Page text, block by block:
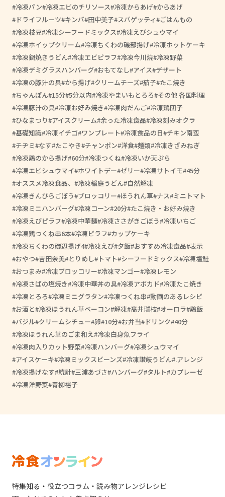
冷凍パン 冷凍エビのチリソース 冷凍からあげ からあげ
ドライフルーツ キンパ 田中美子 スパゲッティ
ごはんもの
冷凍枝豆 冷凍シーフードミックス 冷凍えびシュウマイ
冷凍ホイップクリーム 冷凍ちくわの磯部揚げ 冷凍ホットケーキ
冷凍鍋焼きうどん 冷凍エビピラフ 冷凍今川焼 冷凍野菜
冷凍デミグラスハンバーグ おもてなし アイス デザート
冷凍の豚汁の具 から揚げ クリームチーズ 茄子 たこ焼き
ちゃんぽん 15分 5分以内 冷凍やまいもとろろ その他 各国料理
冷凍豚汁の具 冷凍お好み焼き 冷凍肉だんご 冷凍鶏団子
ひなまつり アイスクリーム 余った冷凍食品 冷凍刻みオクラ
基礎知識 冷凍イチゴ ワンプレート 冷凍食品の日 チキン南蛮
チヂミ なす たこやき チャンポン 洋食 麺類 冷凍きざみねぎ
冷凍鶏のから揚げ 60分 冷凍つくね 冷凍いか天ぷら
冷凍エビシュウマイ ホワイトデー ゼリー 冷凍サトイモ 45分
オススメ冷凍食品、
冷凍稲庭うどん 自然解凍
冷凍きんぴらごぼう ブロッコリー ほうれん草 ナス ミニトマト
冷凍ミニハンバーグ 冷凍コーン 20分 たこ焼き・お好み焼き
冷凍えびピラフ 冷凍中華麺 冷凍ささがきごぼう 冷凍いちご
冷凍鶏つくね串6本 冷凍ピラフ カップケーキ
冷凍ちくわの磯辺揚げ4 冷凍えび 夕飯 おすすめ冷凍食品 表示
おやつ 吉田奈美 とりめし トマト シーフードミックス 冷凍塩鮭
おつまみ 冷凍ブロッコリー 冷凍マンゴー 冷凍レモン
冷凍さばの塩焼き 冷凍中華丼の具 冷凍アボカド 冷凍たこ焼き
冷凍とろろ 冷凍ミニグラタン 冷凍つくね串 動画のあるレシピ
お酒と 冷凍ほうれん草ベーコン 解凍 髙井瑞枝 オーロラ 鶏飯
バジル クリームシチュー 卵 10分 お弁当 ドリンク 40分
冷凍ほうれん草のごま和え 冷凍白身魚フライ
冷凍肉入りカット野菜 冷凍ハンバーグ 冷凍シュウマイ
アイスケーキ 冷凍ミックスビーンズ 冷凍讃岐うどん .アレンジ
冷凍揚げなす 統計 三浦あづさ ハンバーグ タルト カプレーゼ
冷凍洋野菜 青栁裕子
特集知る・役立つコラム・読み物アレンジレシピ